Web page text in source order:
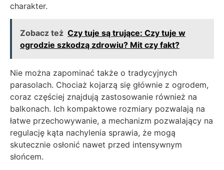
charakter.
Zobacz też Czy tuje są trujące: Czy tuje w
ogrodzie szkodzą zdrowiu? Mit czy fakt?
Nie można zapominać także o tradycyjnych
parasolach. Chociaż kojarzą się głównie z ogrodem,
coraz częściej znajdują zastosowanie również na
balkonach. Ich kompaktowe rozmiary pozwalają na
łatwe przechowywanie, a mechanizm pozwalający na
regulację kąta nachylenia sprawia, że mogą
skutecznie osłonić nawet przed intensywnym
słońcem.